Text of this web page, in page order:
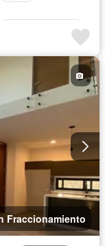
Cocina equipada
Jacuzzi
Jardín
por cable
mascotas
Fraccionamiento